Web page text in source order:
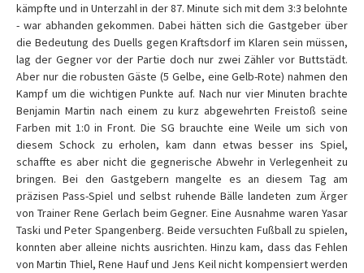
kämpfte und in Unterzahl in der 87. Minute sich mit dem 3:3 belohnte
- war abhanden gekommen. Dabei hätten sich die Gastgeber über
die Bedeutung des Duells gegen Kraftsdorf im Klaren sein müssen,
lag der Gegner vor der Partie doch nur zwei Zähler vor Buttstädt.
Aber nur die robusten Gäste (5 Gelbe, eine Gelb-Rote) nahmen den
Kampf um die wichtigen Punkte auf. Nach nur vier Minuten brachte
Benjamin Martin nach einem zu kurz abgewehrten Freistoß seine
Farben mit 1:0 in Front. Die SG brauchte eine Weile um sich von
diesem Schock zu erholen, kam dann etwas besser ins Spiel,
schaffte es aber nicht die gegnerische Abwehr in Verlegenheit zu
bringen. Bei den Gastgebern mangelte es an diesem Tag am
präzisen Pass-Spiel und selbst ruhende Bälle landeten zum Ärger
von Trainer Rene Gerlach beim Gegner. Eine Ausnahme waren Yasar
Taski und Peter Spangenberg. Beide versuchten Fußball zu spielen,
konnten aber alleine nichts ausrichten. Hinzu kam, dass das Fehlen
von Martin Thiel, Rene Hauf und Jens Keil nicht kompensiert werden